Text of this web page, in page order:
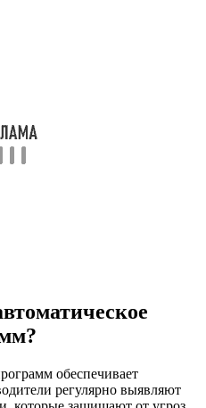
обеспечивает
регулярно выявляют